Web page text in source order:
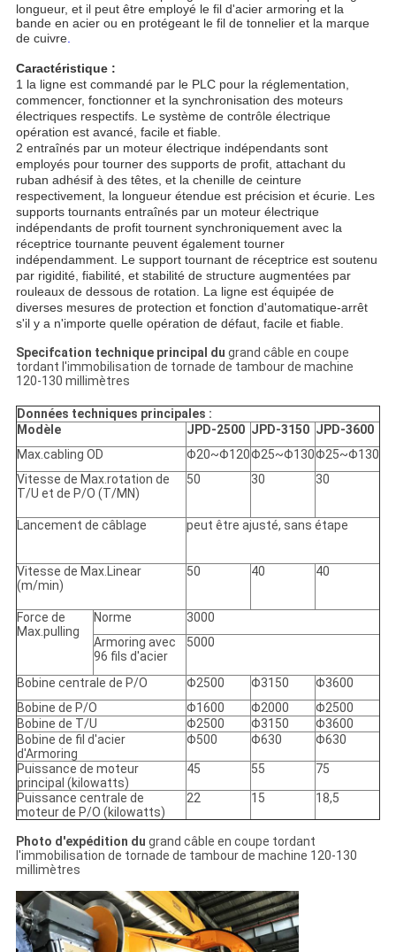
longueur, et il peut être employé le fil d'acier armoring et la
bande en acier ou en protégeant le fil de tonnelier et la marque
de cuivre.
Caractéristique :
1 la ligne est commandé par le PLC pour la réglementation,
commencer, fonctionner et la synchronisation des moteurs
électriques respectifs. Le système de contrôle électrique
opération est avancé, facile et fiable.
2 entraînés par un moteur électrique indépendants sont
employés pour tourner des supports de profit, attachant du
ruban adhésif à des têtes, et la chenille de ceinture
respectivement, la longueur étendue est précision et écurie. Les
supports tournants entraînés par un moteur électrique
indépendants de profit tournent synchroniquement avec la
réceptrice tournante peuvent également tourner
indépendamment. Le support tournant de réceptrice est soutenu
par rigidité, fiabilité, et stabilité de structure augmentées par
rouleaux de dessous de rotation. La ligne est équipée de
diverses mesures de protection et fonction d'automatique-arrêt
s'il y a n'importe quelle opération de défaut, facile et fiable.
Specifcation technique principal du grand câble en coupe
tordant l'immobilisation de tornade de tambour de machine
120-130 millimètres
Données techniques principales :
Modèle
JPD-2500 JPD-3150 JPD-3600
Max.cabling OD
Φ20~Φ120Φ25~Φ130Φ25~Φ130
Vitesse de Max.rotation de
T/U et de P/O (T/MN)
50 30 30
Lancement de câblage peut être ajusté, sans étape
Vitesse de Max.Linear
(m/min)
50 40 40
Force de
Max.pulling
Norme
3000
Armoring avec
96 fils d'acier
5000
Bobine centrale de P/O Φ2500 Φ3150
Φ3600
Bobine de P/O
Φ1600 Φ2000
Φ2500
Bobine de T/U
Φ2500 Φ3150
Φ3600
Bobine de fil d'acier
d'Armoring
Φ500 Φ630 Φ630
Puissance de moteur
principal (kilowatts)
45 55 75
Puissance centrale de
moteur de P/O (kilowatts)
22 15 18,5
Photo d'expédition du grand câble en coupe tordant
l'immobilisation de tornade de tambour de machine 120-130
millimètres